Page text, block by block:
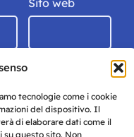
tecnologie come i cookie
del dispositivo. Il
di elaborare dati come il
su questo sito. Non
Sito web